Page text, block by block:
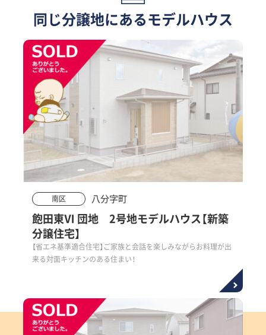
同じ分譲地にあるモデルハウス
南区 八分字町
飽田東Ⅵ 団地 2号地モデルハウス【新築
分譲住宅】
【省エネ基準適合住宅】ご家族と会話を楽しみながらお料理が出
来る対面キッチンのある住まい！